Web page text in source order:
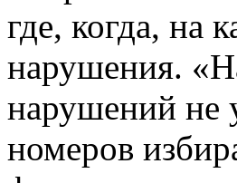
где, когда, на
нарушения.
нарушений не
номеров